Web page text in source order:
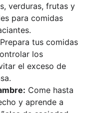
verduras, frutas y
para comidas
Prepara tus comidas
los
el exceso de
Come hasta
y aprende a